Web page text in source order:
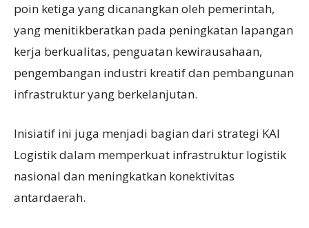
poin ketiga yang dicanangkan oleh pemerintah,
yang menitikberatkan pada peningkatan lapangan
kerja berkualitas, penguatan kewirausahaan,
pengembangan industri kreatif dan pembangunan
infrastruktur yang berkelanjutan.
Inisiatif ini juga menjadi bagian dari strategi KAI
Logistik dalam memperkuat infrastruktur logistik
nasional dan meningkatkan konektivitas
antardaerah.